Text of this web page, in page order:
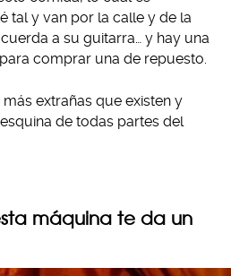
tal y van por la calle y de la
a su guitarra… y hay una
comprar una de repuesto.
extrañas que existen y
de todas partes del
máquina te da un